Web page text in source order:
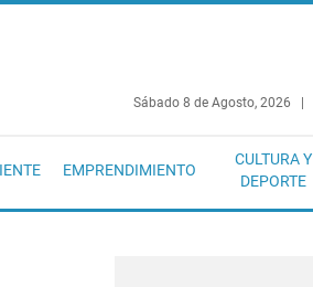
Sábado 8 de Agosto, 2026
EMPRENDIMIENTO
CULTURA Y
DEPORTE